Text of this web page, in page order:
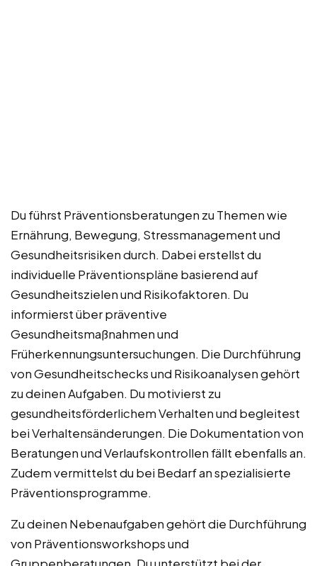
Du führst Präventionsberatungen zu Themen wie
Ernährung, Bewegung, Stressmanagement und
Gesundheitsrisiken durch. Dabei erstellst du
individuelle Präventionspläne basierend auf
Gesundheitszielen und Risikofaktoren. Du
informierst über präventive
Gesundheitsmaßnahmen und
Früherkennungsuntersuchungen. Die Durchführung
von Gesundheitschecks und Risikoanalysen gehört
zu deinen Aufgaben. Du motivierst zu
gesundheitsförderlichem Verhalten und begleitest
bei Verhaltensänderungen. Die Dokumentation von
Beratungen und Verlaufskontrollen fällt ebenfalls an.
Zudem vermittelst du bei Bedarf an spezialisierte
Präventionsprogramme.
Zu deinen Nebenaufgaben gehört die Durchführung
von Präventionsworkshops und